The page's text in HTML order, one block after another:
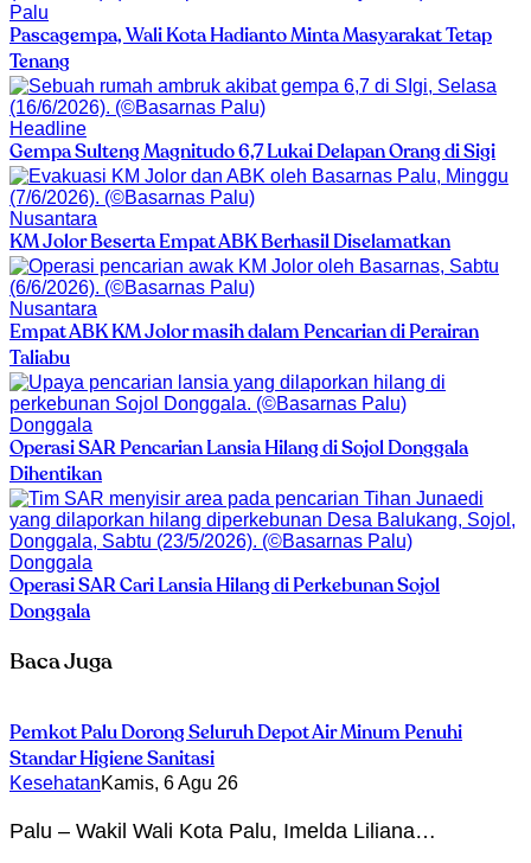
Palu
Pascagempa, Wali Kota Hadianto Minta Masyarakat Tetap
Tenang
Headline
Gempa Sulteng Magnitudo 6,7 Lukai Delapan Orang di Sigi
Nusantara
KM Jolor Beserta Empat ABK Berhasil Diselamatkan
Nusantara
Empat ABK KM Jolor masih dalam Pencarian di Perairan
Taliabu
Donggala
Operasi SAR Pencarian Lansia Hilang di Sojol Donggala
Dihentikan
Donggala
Operasi SAR Cari Lansia Hilang di Perkebunan Sojol
Donggala
Baca Juga
Pemkot Palu Dorong Seluruh Depot Air Minum Penuhi
Standar Higiene Sanitasi
KesehatanKamis, 6 Agu 26
Palu – Wakil Wali Kota Palu, Imelda Liliana…